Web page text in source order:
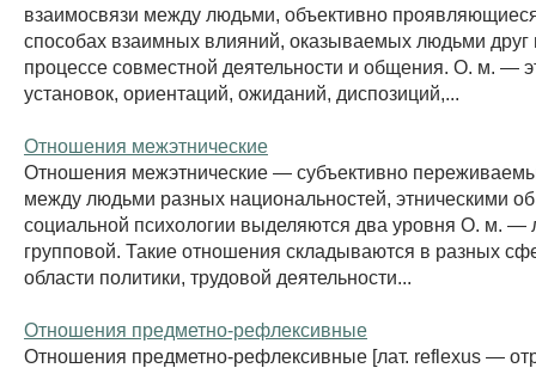
взаимосвязи между людьми, объективно
способах взаимных влияний, оказываемых людьми друг
процессе совместной деятельности и общения. О. м. —
установок, ориентаций, ожиданий, диспозиций,...
Отношения межэтнические
Отношения межэтнические — субъективно
между людьми разных национальностей, этническими
социальной психологии выделяются два уровня О. м. —
групповой. Такие отношения складываются в разных
области политики, трудовой деятельности...
Отношения предметно-рефлексивные
Отношения предметно-рефлексивные [лат. reflexus —